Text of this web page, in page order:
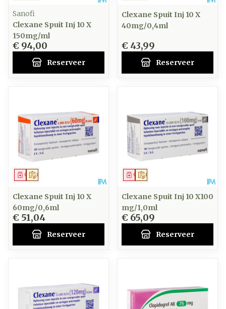
Sanofi
Clexane Spuit Inj 10 X
150mg/ml
€ 94,00
Reserveer
Clexane Spuit Inj 10 X
40mg/0,4ml
€ 43,99
Reserveer
Op voorschrift
Geneesmiddel
Clexane Spuit Inj 10 X
60mg/0,6ml
€ 51,04
Reserveer
Op voorschrift
Geneesmiddel
Clexane Spuit Inj 10 X100
mg/1,0ml
€ 65,09
Reserveer